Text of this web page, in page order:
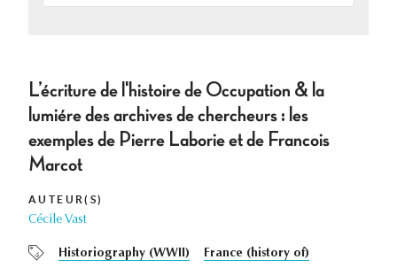
L’écriture de l'histoire de Occupation & la
lumiére des archives de chercheurs : les
exemples de Pierre Laborie et de Francois
Marcot
AUTEUR(S)
Cécile Vast
Historiography (WWII) France (history of)